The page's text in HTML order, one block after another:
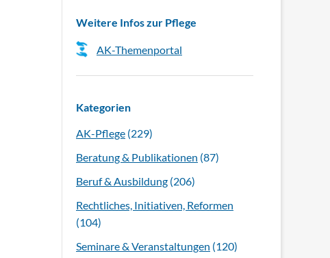
Weitere Infos zur Pflege
AK-Themenportal
Kategorien
AK-Pflege (229)
Beratung & Publikationen (87)
Beruf & Ausbildung (206)
Rechtliches, Initiativen, Reformen
(104)
Seminare & Veranstaltungen (120)